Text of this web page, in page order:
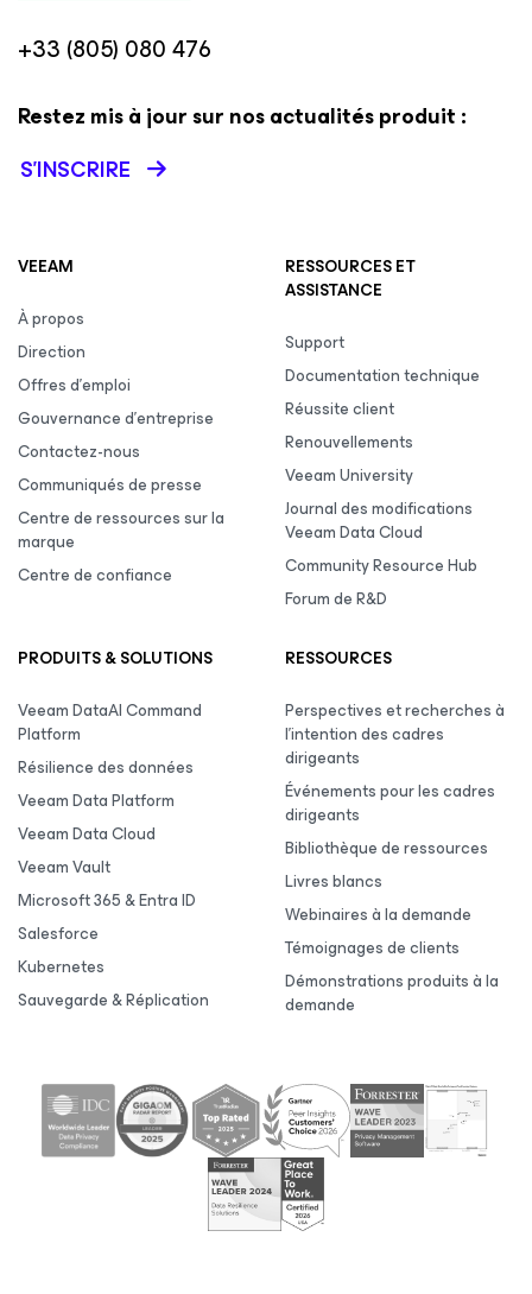
+33 (805) 080 476
Restez mis à jour sur nos actualités produit :
S’INSCRIRE
VEEAM
À propos
Direction
Offres d’emploi
Gouvernance d’entreprise
Contactez-nous
Communiqués de presse
Centre de ressources sur la
marque
Centre de confiance
RESSOURCES ET
ASSISTANCE
Support
Documentation technique
Réussite client
Renouvellements
Veeam University
Journal des modifications
Veeam Data Cloud
Community Resource Hub
Forum de R&D
PRODUITS & SOLUTIONS
Veeam DataAI Command
Platform
Résilience des données
Veeam Data Platform
Veeam Data Cloud
Veeam Vault
Microsoft 365 & Entra ID
Salesforce
Kubernetes
Sauvegarde & Réplication
RESSOURCES
Perspectives et recherches à
l’intention des cadres
dirigeants
Événements pour les cadres
dirigeants
Bibliothèque de ressources
Livres blancs
Webinaires à la demande
Témoignages de clients
Démonstrations produits à la
demande